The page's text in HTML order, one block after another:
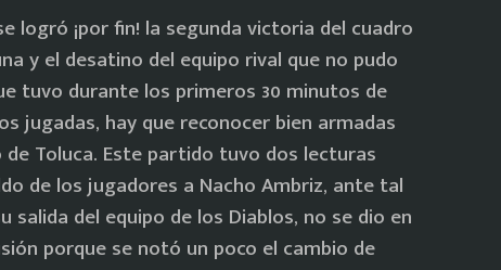
logró ¡por fin! la segunda victoria del cuadro
y el desatino del equipo rival que no pudo
tuvo durante los primeros 30 minutos de
jugadas, hay que reconocer bien armadas
Toluca. Este partido tuvo dos lecturas
de los jugadores a Nacho Ambriz, ante tal
del equipo de los Diablos, no se dio en
porque se notó un poco el cambio de